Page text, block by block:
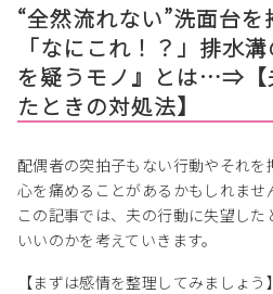
“全然流れない”洗面台を
「なにこれ！？」排水
を疑うモノ』とは…⇒【
たときの対処法】
配偶者の突拍子もない行動やそれを
心を痛めることがあるかもしれませ
この記事では、夫の行動に失望し
いいのかを考えていきます。
【まずは感情を整理してみましょう】